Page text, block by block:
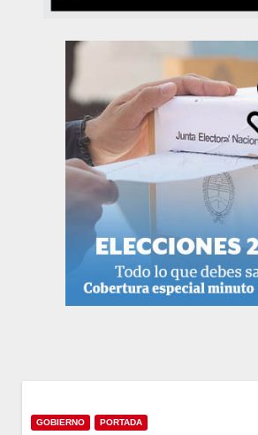
GOBIERNO PORTADA